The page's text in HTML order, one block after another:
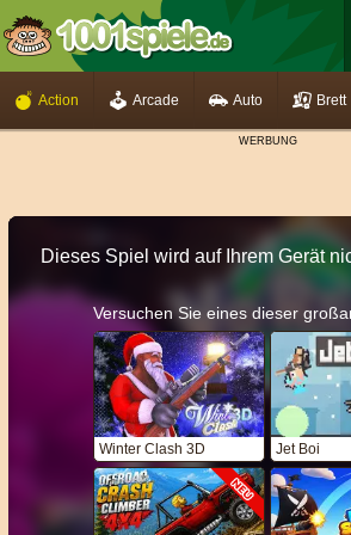
Action Arcade Auto Brett
Dieses Spiel wird auf Ihrem Gerät
Versuchen Sie eines dieser
Winter Clash 3D Jet Boi